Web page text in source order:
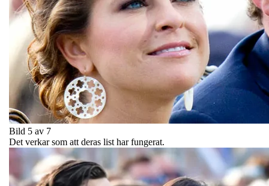
Bild 5 av 7
Det verkar som att deras list har fungerat.